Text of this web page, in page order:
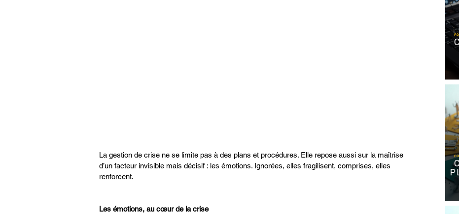
La gestion de crise ne se limite pas à des plans et procédures. Elle repose aussi sur la maîtrise
d’un facteur invisible mais décisif : les émotions. Ignorées, elles fragilisent, comprises, elles
renforcent.
Les émotions, au cœur de la crise